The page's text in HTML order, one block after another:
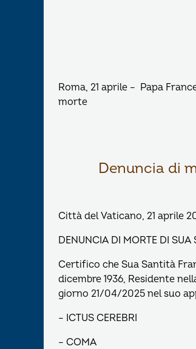
Roma, 21 aprile – Papa
morte
Denuncia di
Città del Vaticano, 21 aprile
DENUNCIA DI MORTE DI SUA
Certifico che Sua Santità
dicembre 1936, Residente
giorno 21/04/2025 nel suo
– ICTUS CEREBRI
– COMA